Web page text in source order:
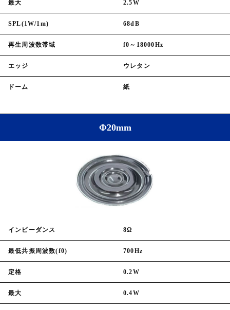
最大 2.5W
SPL(1W/1m) 68dB
再生周波数帯域 f0～18000Hz
エッジ ウレタン
ドーム 紙
Φ20mm
インピーダンス 8Ω
最低共振周波数(f0) 700Hz
定格 0.2W
最大 0.4W